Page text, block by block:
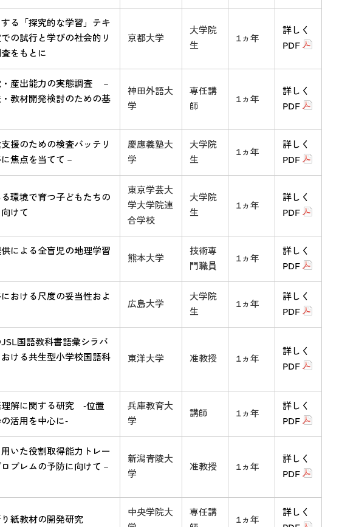
る「探究的な学習」テキ
の試行と学びの社会的リ
をもとに
京都大学
大学院
生
1ヵ年
詳しく
PDF
産出能力の実態調査 －
教材開発検討のための基
神田外語大
学
専任講
師
1ヵ年
詳しく
PDF
援のための検査バッテリ
焦点を当てて－
慶應義塾大
学
大学院
生
1ヵ年
詳しく
PDF
環境で育つ子どもたちの
けて
東京学芸大
学大学院連
合学校
大学院
生
1ヵ年
詳しく
PDF
による全盲児の地理学習
熊本大学
技術専
門職員
1ヵ年
詳しく
PDF
おける尺度の妥当性およ
広島大学
大学院
生
1ヵ年
詳しく
PDF
国語教科書語彙シラバ
ける共生型小学校国語科
東洋大学 准教授 1ヵ年
詳しく
PDF
理解に関する研究 -位置
活用を中心に-
兵庫教育大
学
講師 1ヵ年
詳しく
PDF
いた役割取得能力トレー
ブレムの予防に向けて－
新潟青陵大
学
准教授 1ヵ年
詳しく
PDF
紙教材の開発研究
中央学院大
専任講
1ヵ年
詳しく